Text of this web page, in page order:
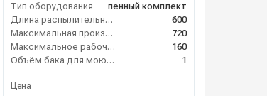
Тип оборудования
пенный комплект
Длина распылительного копья (мм)
600
Максимальная производительность по воде (л/ч)
720
Максимальное рабочее давление (бар)
160
Объём бака для моющего средства (л)
1
Цена